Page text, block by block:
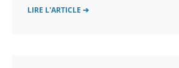
LIRE L'ARTICLE ➔